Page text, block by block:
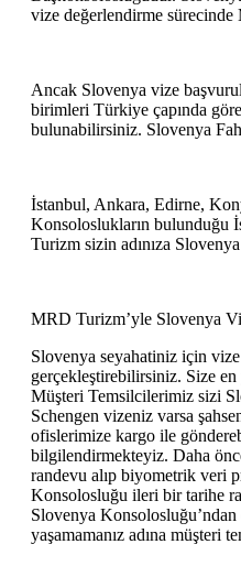
vize değerlendirme
Ancak Slovenya vize
birimleri Türkiye çapında
bulunabilirsiniz. Slovenya
İstanbul, Ankara, Edirne,
Konsoloslukların bulunduğu
Turizm sizin adınıza
MRD Turizm’yle Slovenya
Slovenya seyahatiniz için
gerçekleştirebilirsiniz. Size
Müşteri Temsilcilerimiz sizi
Schengen vizeniz varsa
ofislerimize kargo ile
bilgilendirmekteyiz. Daha
randevu alıp biyometrik veri
Konsolosluğu ileri bir tarihe
Slovenya Konsolosluğu’ndan
yaşamamanız adına müşteri